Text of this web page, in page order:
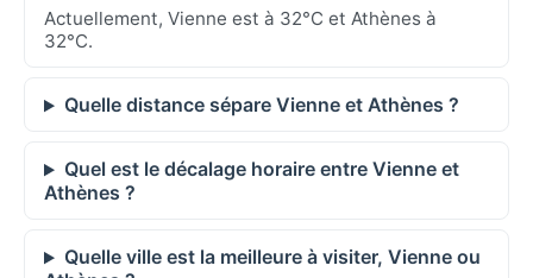
Actuellement, Vienne est à 32°C et Athènes à
32°C.
Quelle distance sépare Vienne et Athènes ?
Quel est le décalage horaire entre Vienne et
Athènes ?
Quelle ville est la meilleure à visiter, Vienne ou